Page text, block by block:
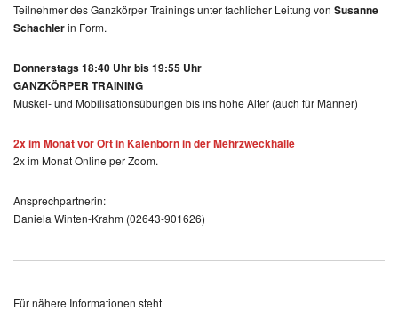
Teilnehmer des Ganzkörper Trainings unter fachlicher Leitung von Susanne
Schachlerin Form.
Donnerstags 18:40 Uhr bis 19:55 Uhr
GANZKÖRPER TRAINING
Muskel- und Mobilisationsübungen bis ins hohe Alter (auch für Männer)
2x im Monat vor Ort in Kalenborn in der Mehrzweckhalle
2x im Monat Online per Zoom.
Ansprechpartnerin:
Daniela Winten-Krahm (02643-901626)
Für nähere Informationen steht